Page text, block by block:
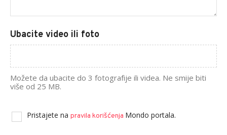
Ubacite video ili foto
Možete da ubacite do 3 fotografije ili videa. Ne smije biti
više od 25 MB.
Pristajete na pravila korišćenja Mondo portala.